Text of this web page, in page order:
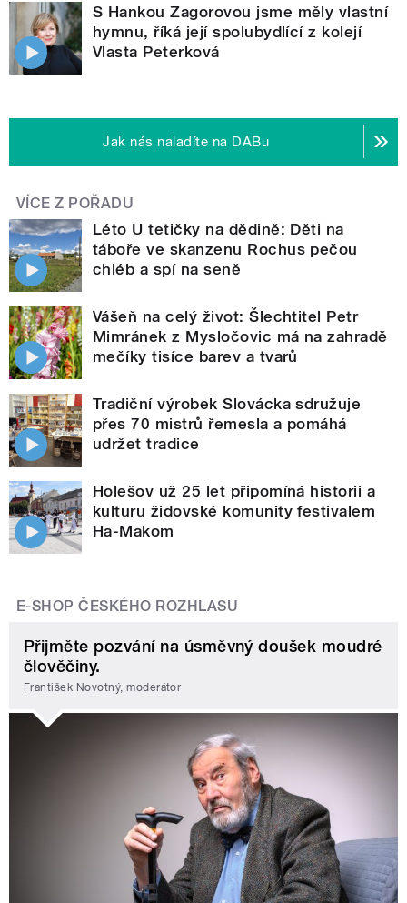
S Hankou Zagorovou jsme měly vlastní
hymnu, říká její spolubydlící z kolejí
Vlasta Peterková
Jak nás naladíte na DABu
VÍCE Z POŘADU
Léto U tetičky na dědině: Děti na
táboře ve skanzenu Rochus pečou
chléb a spí na seně
Vášeň na celý život: Šlechtitel Petr
Mimránek z Mysločovic má na zahradě
mečíky tisíce barev a tvarů
Tradiční výrobek Slovácka sdružuje
přes 70 mistrů řemesla a pomáhá
udržet tradice
Holešov už 25 let připomíná historii a
kulturu židovské komunity festivalem
Ha-Makom
E-SHOP ČESKÉHO ROZHLASU
Přijměte pozvání na úsměvný doušek moudré
člověčiny.
František Novotný, moderátor